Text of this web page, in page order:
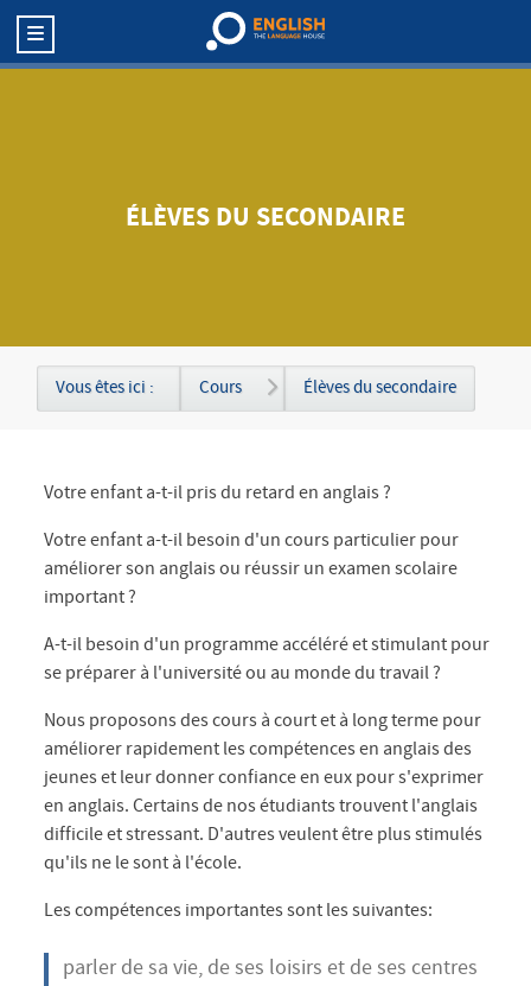
ÉLÈVES DU SECONDAIRE
Vous êtes ici : Cours Élèves du secondaire
Votre enfant a-t-il pris du retard en anglais ?
Votre enfant a-t-il besoin d'un cours particulier pour
améliorer son anglais ou réussir un examen scolaire
important ?
A-t-il besoin d'un programme accéléré et stimulant pour
se préparer à l'université ou au monde du travail ?
Nous proposons des cours à court et à long terme pour
améliorer rapidement les compétences en anglais des
jeunes et leur donner confiance en eux pour s'exprimer
en anglais. Certains de nos étudiants trouvent l'anglais
difficile et stressant. D'autres veulent être plus stimulés
qu'ils ne le sont à l'école.
Les compétences importantes sont les suivantes:
parler de sa vie, de ses loisirs et de ses centres